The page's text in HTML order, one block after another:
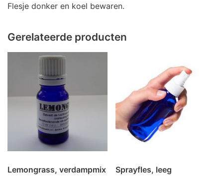
Flesje donker en koel bewaren.
Gerelateerde producten
Lemongrass, verdampmix Sprayfles, leeg